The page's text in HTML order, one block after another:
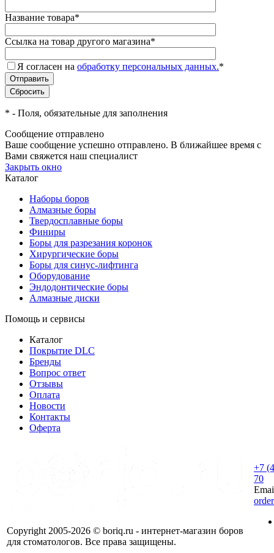
Название товара*
Ссылка на товар другого магазина*
Я согласен на обработку персональных данных.*
* - Поля, обязательные для заполнения
Сообщение отправлено
Ваше сообщение успешно отправлено. В ближайшее время с
Вами свяжется наш специалист
Закрыть окно
Каталог
Наборы боров
Алмазные боры
Твердосплавные боры
Финиры
Боры для разрезания коронок
Хирургические боры
Боры для синус-лифтинга
Оборудование
Эндодонтические боры
Алмазные диски
Помощь и сервисы
Каталог
Покрытие DLC
Бренды
Вопрос ответ
Отзывы
Оплата
Новости
Контакты
Оферта
Copyright 2005-2026 © boriq.ru - интернет-магазин боров
для стоматологов. Все права защищены.
+7
70